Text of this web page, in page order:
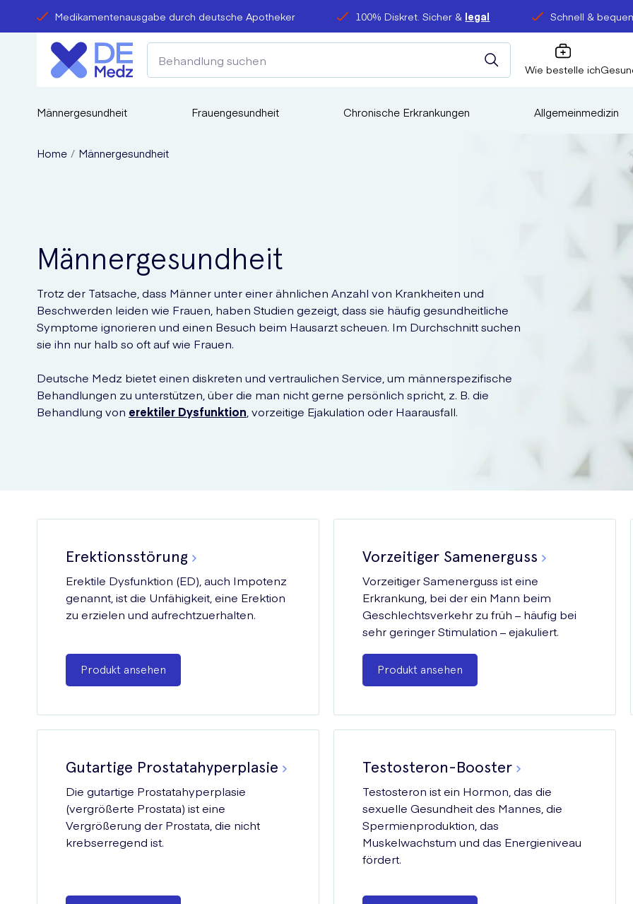
Medikamentenausgabe durch deutsche Apotheker 100% Diskret. Sicher & legal Schnell &
Wie bestelle ich
Männergesundheit Frauengesundheit Chronische Erkrankungen Allgemeinmedizin
Home Männergesundheit
Männergesundheit
Trotz der Tatsache, dass Männer unter einer ähnlichen Anzahl von Krankheiten und
Beschwerden leiden wie Frauen, haben Studien gezeigt, dass sie häufig gesundheitliche
Symptome ignorieren und einen Besuch beim Hausarzt scheuen. Im Durchschnitt suchen
sie ihn nur halb so oft auf wie Frauen.
Deutsche Medz bietet einen diskreten und vertraulichen Service, um männerspezifische
Behandlungen zu unterstützen, über die man nicht gerne persönlich spricht, z. B. die
Behandlung von erektiler Dysfunktion , vorzeitige Ejakulation oder Haarausfall.
Erektionsstörung
Erektile Dysfunktion (ED), auch Impotenz
genannt, ist die Unfähigkeit, eine Erektion
zu erzielen und aufrechtzuerhalten.
Produkt ansehen
Vorzeitiger Samenerguss
Vorzeitiger Samenerguss ist eine
Erkrankung, bei der ein Mann beim
Geschlechtsverkehr zu früh – häufig bei
sehr geringer Stimulation – ejakuliert.
Produkt ansehen
Gutartige Prostatahyperplasie
Die gutartige Prostatahyperplasie
(vergrößerte Prostata) ist eine
Vergrößerung der Prostata, die nicht
krebserregend ist.
Testosteron-Booster
Testosteron ist ein Hormon, das die
sexuelle Gesundheit des Mannes, die
Spermienproduktion, das
Muskelwachstum und das Energieniveau
fördert.